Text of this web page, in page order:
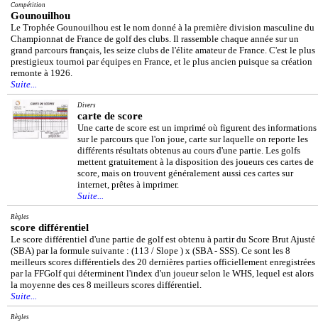
Compétition
Gounouilhou
Le Trophée Gounouilhou est le nom donné à la première division masculine du
Championnat de France de golf des clubs. Il rassemble chaque année sur un
grand parcours français, les seize clubs de l'élite amateur de France. C'est le plus
prestigieux tournoi par équipes en France, et le plus ancien puisque sa création
remonte à 1926.
Suite...
Divers
carte de score
Une carte de score est un imprimé où figurent des informations
sur le parcours que l'on joue, carte sur laquelle on reporte les
différents résultats obtenus au cours d'une partie. Les golfs
mettent gratuitement à la disposition des joueurs ces cartes de
score, mais on trouvent généralement aussi ces cartes sur
internet, prêtes à imprimer.
Suite...
Règles
score différentiel
Le score différentiel d'une partie de golf est obtenu à partir du Score Brut Ajusté
(SBA) par la formule suivante : (113 / Slope ) x (SBA - SSS). Ce sont les 8
meilleurs scores différentiels des 20 dernières parties officiellement enregistrées
par la FFGolf qui déterminent l'index d'un joueur selon le WHS, lequel est alors
la moyenne des ces 8 meilleurs scores différentiel.
Suite...
Règles